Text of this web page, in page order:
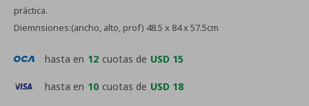
práctica.
Diemnsiones:(ancho, alto, prof) 48.5 x 84 x 57.5cm
hasta en 12 cuotas de USD 15
hasta en 10 cuotas de USD 18